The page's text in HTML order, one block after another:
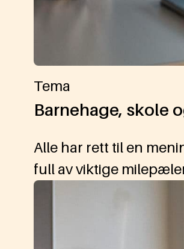
Tema
Barnehage, skole
Alle har rett til en
full av viktige